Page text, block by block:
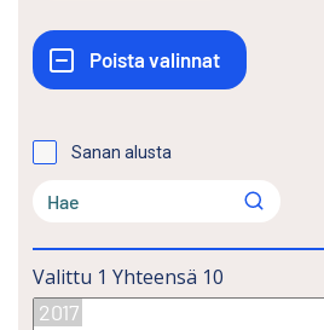
Sanan alusta
Valittu 1 Yhteensä 10